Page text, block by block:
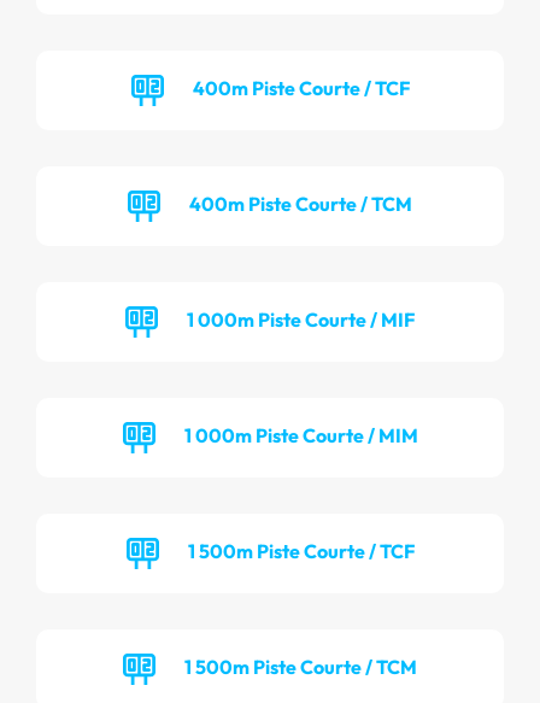
400m Piste Courte / TCF
400m Piste Courte / TCM
1 000m Piste Courte / MIF
1 000m Piste Courte / MIM
1 500m Piste Courte / TCF
1 500m Piste Courte / TCM